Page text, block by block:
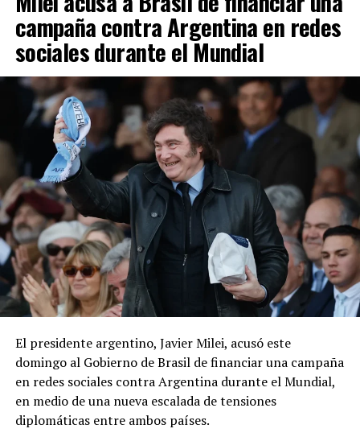
campaña contra Argentina en redes
sociales durante el Mundial
El presidente argentino, Javier Milei, acusó este
domingo al Gobierno de Brasil de financiar una campaña
en redes sociales contra Argentina durante el Mundial,
en medio de una nueva escalada de tensiones
diplomáticas entre ambos países.